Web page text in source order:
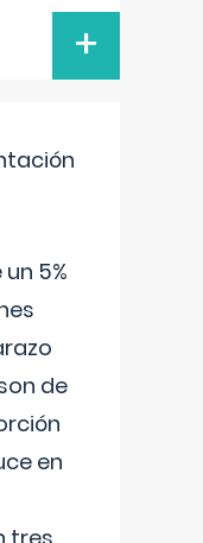
+
5%
de
en